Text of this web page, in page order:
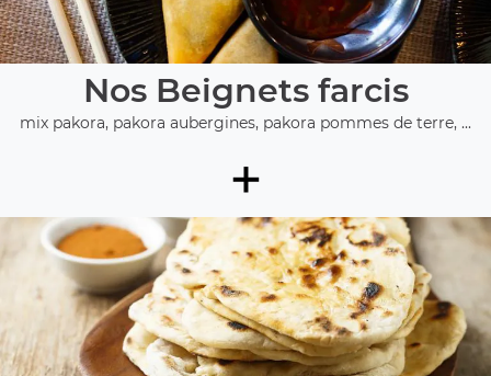
Nos Beignets farcis
mix pakora, pakora aubergines, pakora pommes de terre, ...
+